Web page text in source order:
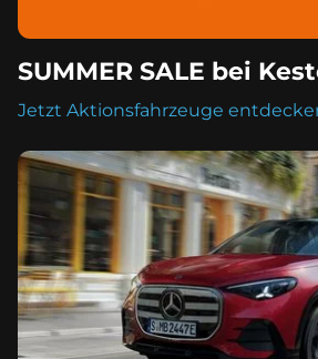
SUMMER SALE bei
Jetzt Aktionsfahrzeuge